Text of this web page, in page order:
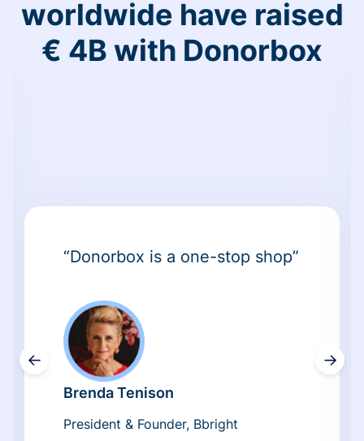
worldwide have raised
€ 4B with Donorbox
←
“Donorbox is a one-stop shop”
Brenda Tenison
President & Founder, Bbright
→